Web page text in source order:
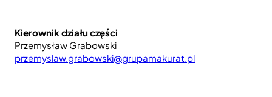
Kierownik działu części
Przemysław Grabowski
przemyslaw.grabowski@grupamakurat.pl